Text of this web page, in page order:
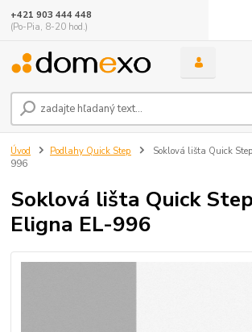
+421 903 444 448
(Po-Pia, 8-20 hod.)
Úvod Podlahy Quick Step
Soklová lišta Quick
996
Soklová lišta Quick
Eligna EL-996